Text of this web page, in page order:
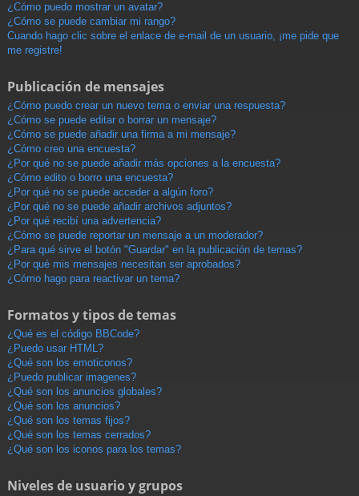
¿Cómo puedo mostrar un avatar?
¿Cómo se puede cambiar mi rango?
Cuando hago clic sobre el enlace de e-mail de un usuario, ¡me pide que
me registre!
Publicación de mensajes
¿Cómo puedo crear un nuevo tema o enviar una respuesta?
¿Cómo se puede editar o borrar un mensaje?
¿Cómo se puede añadir una firma a mi mensaje?
¿Cómo creo una encuesta?
¿Por qué no se puede añadir más opciones a la encuesta?
¿Cómo edito o borro una encuesta?
¿Por qué no se puede acceder a algún foro?
¿Por qué no se puede añadir archivos adjuntos?
¿Por qué recibí una advertencia?
¿Cómo se puede reportar un mensaje a un moderador?
¿Para qué sirve el botón "Guardar" en la publicación de temas?
¿Por qué mis mensajes necesitan ser aprobados?
¿Cómo hago para reactivar un tema?
Formatos y tipos de temas
¿Qué es el código BBCode?
¿Puedo usar HTML?
¿Qué son los emoticonos?
¿Puedo publicar imagenes?
¿Qué son los anuncios globales?
¿Qué son los anuncios?
¿Qué son los temas fijos?
¿Qué son los temas cerrados?
¿Qué son los iconos para los temas?
Niveles de usuario y grupos